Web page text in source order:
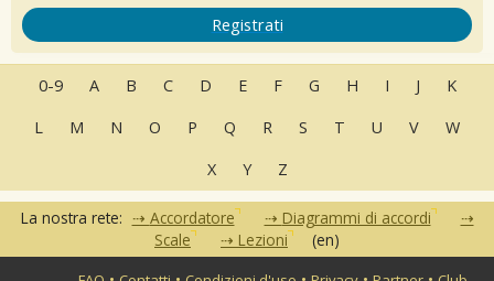
Registrati
0-9 A B C D E F G H I J
K
L
M N O P Q R S T U V
W
X
Y Z
La nostra rete: Accordatore
Diagrammi di accordi
Scale
Lezioni (en)